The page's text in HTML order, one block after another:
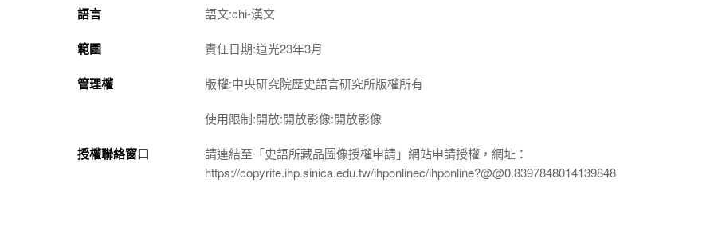
語言 語文:chi-漢文
範圍 責任日期:道光23年3月
管理權 版權:中央研究院歷史語言研究所版權所有
使用限制:開放:開放影像:開放影像
授權聯絡窗口
請連結至「史語所藏品圖像授權申請」網站申請授權，網址：
https://copyrite.ihp.sinica.edu.tw/ihponlinec/ihponline?@@0.8397848014139848